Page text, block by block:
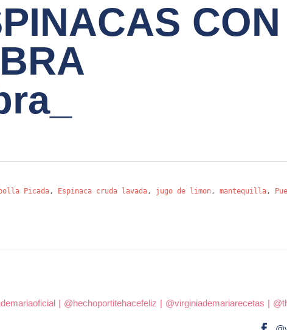
CON
Picada, Espinaca cruda lavada, jugo de limon, mantequilla,
| @hechoportitehacefeliz | @virginiademariarecetas |